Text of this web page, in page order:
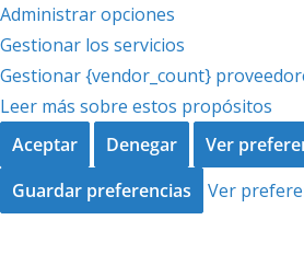
Administrar opciones
Gestionar los servicios
Gestionar {vendor_count}
Leer más sobre estos propósitos
Aceptar
Denegar
Ver
Guardar preferencias
Ver